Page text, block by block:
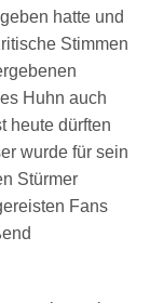
hatte und
Stimmen
Huhn auch
heute dürften
wurde für sein
Stürmer
Fans